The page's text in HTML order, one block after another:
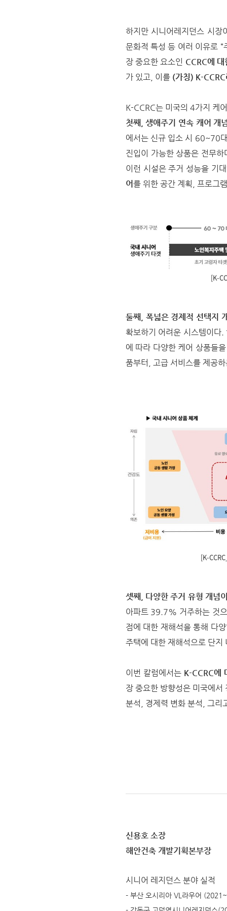
하지만 시니어레지던스 시
문화적 특성 등 여러 이유로
장 중요한 요소인 CCRC에
가 있고, 이를 (가칭) K-
K-CCRC는 미국의 4가지 케
첫째, 생애주기 연속 캐어 개
에서는 신규 입소 시 60~70
진입이 가능한 상품은 전무
이런 시설은 주거 성능을 기
어를 위한 공간 계획, 프로그
[K-
둘째, 폭넓은 경제적 선택지
확보하기 어려운 시스템이다
에 따라 다양한 케어 상품들
품부터, 고급 서비스를 제공
[K-
셋째, 다양한 주거 유형 개념
아파트 39.7% 거주하는 것
점에 대한 재해석을 통해 다
주택에 대한 재해석으로 단지
이번 칼럼에서는 K-CCRC에
장 중요한 방향성은 미국에
분석, 경제력 변화 분석, 그리
신용호 소장
해안건축 개발기획본부장
시니어 레지던스 분야 실적
- 부산 오시리아 VL라우어